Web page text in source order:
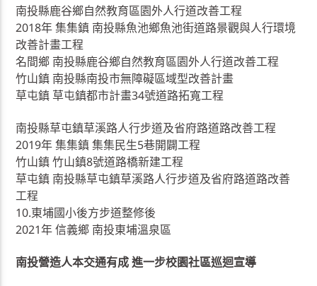
南投縣鹿谷鄉自然教育區園外人行道改善工程
2018年 集集鎮 南投縣魚池鄉魚池街道路景觀與人行環境
改善計畫工程
名間鄉 南投縣鹿谷鄉自然教育區園外人行道改善工程
竹山鎮 南投縣南投市無障礙區域型改善計畫
草屯鎮 草屯鎮都市計畫34號道路拓寬工程
南投縣草屯鎮草溪路人行步道及省府路道路改善工程
2019年 集集鎮 集集民生5巷開闢工程
竹山鎮 竹山鎮8號道路橋新建工程
草屯鎮 南投縣草屯鎮草溪路人行步道及省府路道路改善
工程
10.東埔國小後方步道整修後
2021年 信義鄉 南投東埔溫泉區
南投營造人本交通有成 進一步校園社區巡迴宣導